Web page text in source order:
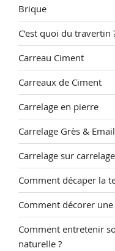
Brique
C’est quoi du travertin
Carreau Ciment
Carreaux de Ciment
Carrelage en pierre
Carrelage Grès &
Carrelage sur carrelage
Comment décaper la
Comment décorer
Comment entretenir
naturelle ?